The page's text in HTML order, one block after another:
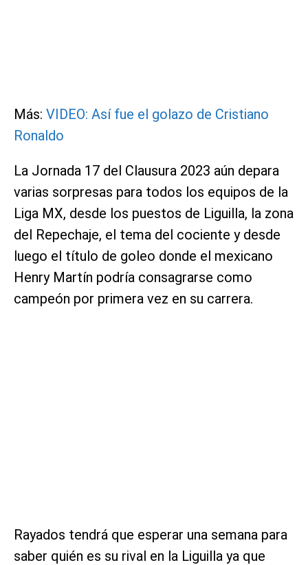
Más: VIDEO: Así fue el golazo de Cristiano
Ronaldo
La Jornada 17 del Clausura 2023 aún depara
varias sorpresas para todos los equipos de la
Liga MX, desde los puestos de Liguilla, la zona
del Repechaje, el tema del cociente y desde
luego el título de goleo donde el mexicano
Henry Martín podría consagrarse como
campeón por primera vez en su carrera.
Rayados tendrá que esperar una semana para
saber quién es su rival en la Liguilla ya que